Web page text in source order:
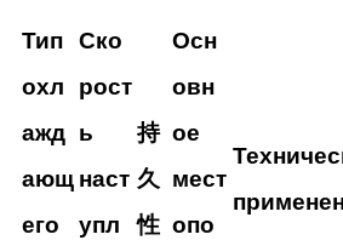
Тип
охл
ажд
ающ
его
Ско
рост
ь
наст
упл
持
久
性
Осн
овн
ое
мест
опо